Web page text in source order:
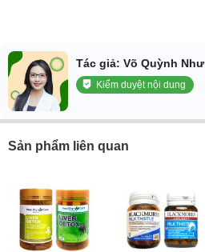
Tác giả: Võ Quỳnh Như
Kiểm duyệt nội dung
Sản phẩm liên quan